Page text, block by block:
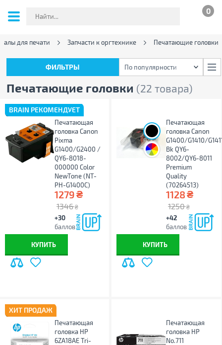
0
для печати Запчасти к оргтехнике Печатающие головки
Печатающие головки (22 товара)
ФИЛЬТРЫ По популярности
BRAIN РЕКОМЕНДУЕТ
Печатающая
головка Canon
Pixma
G1400/G2400 /
QY6-8018-
000000 Color
NewTone (NT-
PH-G1400C)
1279₴
1346 ₴
+30
баллов
КУПИТЬ
Печатающая
головка Canon
G1400/G1410/
Bk QY6-
8002/QY6-8011
Premium
Quality
(70264513)
1128₴
1250 ₴
+42
баллов
КУПИТЬ
ХИТ ПРОДАЖ
Печатающая
головка HP
6ZA18AE Tri-
Печатающая
головка HP
No.711
ФИЛЬТРЫ По популярности